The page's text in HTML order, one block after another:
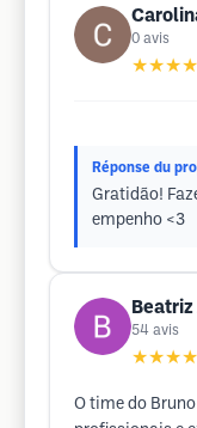
0 avis
Réponse du
Gratidão!
empenho <3
54 avis
O time do